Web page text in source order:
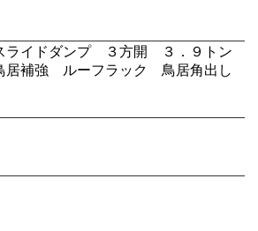
イドダンプ ３方開 ３．９トン
補強 ルーフラック 鳥居角出し